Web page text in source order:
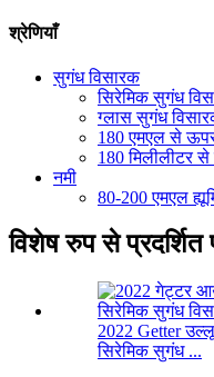
श्रेणियाँ
सुगंध विसारक
सिरेमिक सुगंध
ग्लास सुगंध
180 एमएल से
180 मिलीलीटर
नमी
80-200 एमएल
विशेष रुप से प्रदर्शित
2022 Getter उल्लू
सिरेमिक सुगंध ...